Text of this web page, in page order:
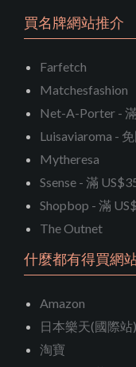
買名牌網站推介
Farfetch
Matchesfashion
Net-A-Porter -
Luisaviaroma -
Mytheresa
Ssense - 滿
Shopbop - 滿
The Outnet
什麼都有得買網
Amazon
日本樂天(國際站)
淘寶